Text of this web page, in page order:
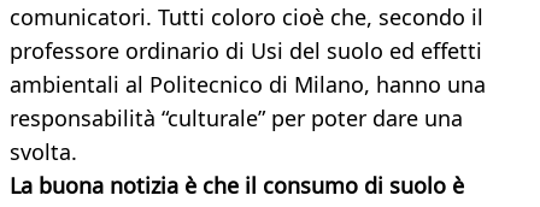
comunicatori. Tutti coloro cioè che, secondo il
professore ordinario di Usi del suolo ed effetti
ambientali al Politecnico di Milano, hanno una
responsabilità “culturale” per poter dare una
svolta.
La buona notizia è che il consumo di suolo è